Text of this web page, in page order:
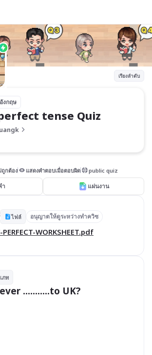
เรียงลำดับ
งกฤษ
tense Quiz
กต้อง แสดงคำตอบเมื่อตอบผิด public quiz
ำ แผ่นงาน
ไฟล์ อนุญาตให้ดูระหว่างทำควิซ
PERFECT-WORKSHEET.pdf
ภท
...........to UK?